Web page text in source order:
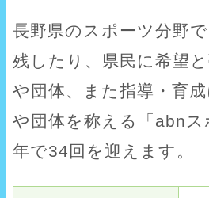
長野県のスポーツ分野
残したり、県民に希望
や団体、また指導・育
や団体を称える「abnス
年で34回を迎えます。